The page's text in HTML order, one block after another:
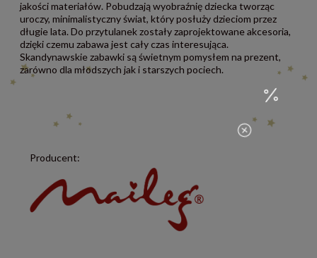
jakości materiałów. Pobudzają wyobraźnię dziecka tworząc
uroczy, minimalistyczny świat, który posłuży dzieciom przez
długie lata. Do przytulanek zostały zaprojektowane akcesoria,
dzięki czemu zabawa jest cały czas interesująca.
Skandynawskie zabawki są świetnym pomysłem na prezent,
zarówno dla młodszych jak i starszych pociech.
Producent: